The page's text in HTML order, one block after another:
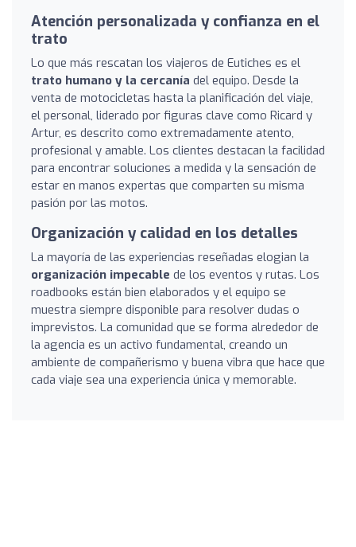
Atención personalizada y confianza en el
trato
Lo que más rescatan los viajeros de Eutiches es el
trato humano y la cercanía del equipo. Desde la
venta de motocicletas hasta la planificación del viaje,
el personal, liderado por figuras clave como Ricard y
Artur, es descrito como extremadamente atento,
profesional y amable. Los clientes destacan la facilidad
para encontrar soluciones a medida y la sensación de
estar en manos expertas que comparten su misma
pasión por las motos.
Organización y calidad en los detalles
La mayoría de las experiencias reseñadas elogian la
organización impecable de los eventos y rutas. Los
roadbooks están bien elaborados y el equipo se
muestra siempre disponible para resolver dudas o
imprevistos. La comunidad que se forma alrededor de
la agencia es un activo fundamental, creando un
ambiente de compañerismo y buena vibra que hace que
cada viaje sea una experiencia única y memorable.